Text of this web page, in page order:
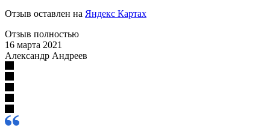
Отзыв оставлен на Яндекс Картах
Отзыв полностью
16 марта 2021
Александр Андреев